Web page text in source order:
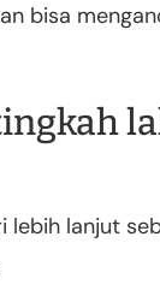
bisa
lanjut